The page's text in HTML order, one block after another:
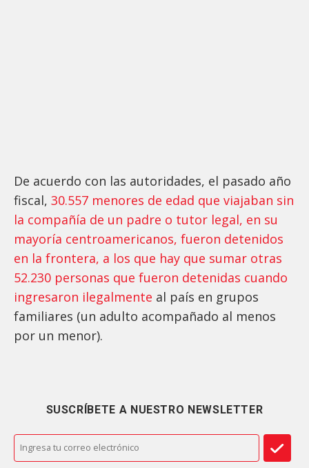
De acuerdo con las autoridades, el pasado año
fiscal, 30.557 menores de edad que viajaban sin
la compañía de un padre o tutor legal, en su
mayoría centroamericanos, fueron detenidos
en la frontera, a los que hay que sumar otras
52.230 personas que fueron detenidas cuando
ingresaron ilegalmente al país en grupos
familiares (un adulto acompañado al menos
por un menor).
SUSCRÍBETE A NUESTRO NEWSLETTER